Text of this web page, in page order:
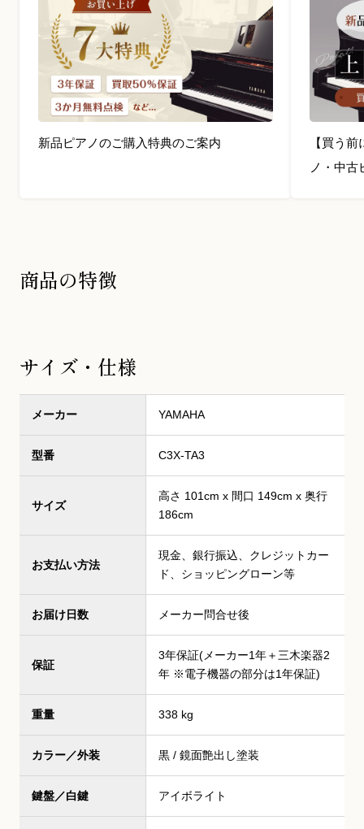
新品ピアノのご購入特典のご案内
【買う
ノ・中古
商品の特徴
サイズ・仕様
メーカー YAMAHA
型番 C3X-TA3
サイズ
高さ 101cm x 間口 149cm x 奥行
186cm
お支払い方法
現金、銀行振込、クレジットカー
ド、ショッピングローン等
お届け日数 メーカー問合せ後
保証
3年保証(メーカー1年＋三木楽器2
年 ※電子機器の部分は1年保証)
重量 338 kg
カラー／外装 黒 / 鏡面艶出し塗装
鍵盤／白鍵 アイボライト